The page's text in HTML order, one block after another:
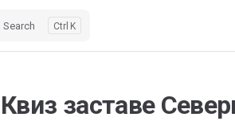
Search K
Квиз заставе